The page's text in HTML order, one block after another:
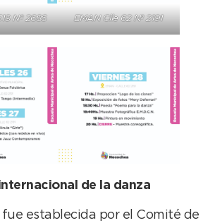
Nº 2686 EMAN Clle 62 Nº 2191
de la danza
establecida por el Comité de